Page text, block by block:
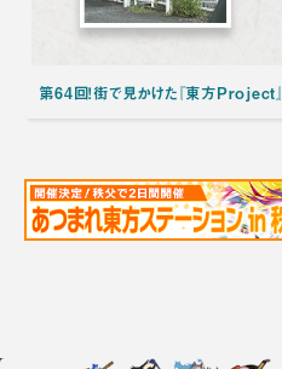
第64回！街で見かけた『東方Project』